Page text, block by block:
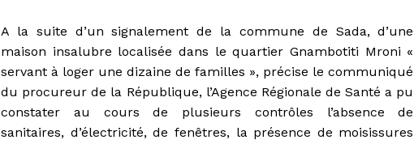
A la suite d’un signalement de la commune de Sada, d’une
maison insalubre localisée dans le quartier Gnambotiti Mroni «
servant à loger une dizaine de familles », précise le communiqué
du procureur de la République, l’Agence Régionale de Santé a pu
constater au cours de plusieurs contrôles l’absence de
sanitaires, d’électricité, de fenêtres, la présence de moisissures